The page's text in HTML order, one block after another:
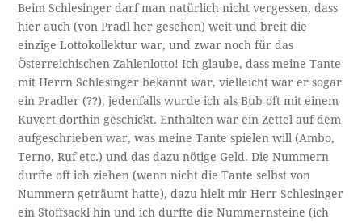
Beim Schlesinger darf man natürlich nicht vergessen, dass
hier auch (von Pradl her gesehen) weit und breit die
einzige Lottokollektur war, und zwar noch für das
Österreichischen Zahlenlotto! Ich glaube, dass meine Tante
mit Herrn Schlesinger bekannt war, vielleicht war er sogar
ein Pradler (??), jedenfalls wurde ich als Bub oft mit einem
Kuvert dorthin geschickt. Enthalten war ein Zettel auf dem
aufgeschrieben war, was meine Tante spielen will (Ambo,
Terno, Ruf etc.) und das dazu nötige Geld. Die Nummern
durfte oft ich ziehen (wenn nicht die Tante selbst von
Nummern geträumt hatte), dazu hielt mir Herr Schlesinger
ein Stoffsackl hin und ich durfte die Nummernsteine (ich